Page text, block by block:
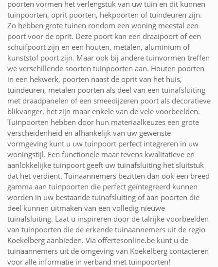
poorten vormen het verlengstuk van uw tuin en dit kunnen
tuinpoorten, oprit poorten, hekpoorten of tuindeuren zijn.
Zo hebben grote tuinen rondom een woning meestal een
poort voor de oprit. Deze poort kan een draaipoort of een
schuifpoort zijn en een houten, metalen, aluminium of
kunststof poort zijn. Maar ook bij andere tuinvormen treffen
we verschillende soorten tuinpoorten aan. Houten poorten
in een hekwerk, poorten naast de oprit van het huis,
tuindeuren, metalen poorten als deel van een tuinafsluiting
met draadpanelen of een smeedijzeren poort als decoratieve
blikvanger, het zijn maar enkele van de vele voorbeelden.
Tuinpoorten hebben door hun materiaalkeuzes een grote
verscheidenheid en afhankelijk van uw gewenste
vormgeving kunt u uw tuinpoort perfect integreren in uw
woningstijl. Een functionele maar tevens kwalitatieve en
aanlokkelijke tuinpoort geeft uw tuinafsluiting het sluitstuk
dat het verdient. Tuinaannemers bezitten dan ook een breed
gamma aan tuinpoorten die perfect geïntegreerd kunnen
worden in uw bestaande tuinafsluiting of aan poorten die
deel kunnen uitmaken van een volledig nieuwe
tuinafsluiting. Laat u inspireren door de talrijke voorbeelden
van tuinpoorten die de erkende tuinaannemers uit de regio
Koekelberg aanbieden. Via offertesonline.be kunt u de
tuinaannemers uit de omgeving van Koekelberg contacteren
voor alle informatie in verband met tuinpoorten!